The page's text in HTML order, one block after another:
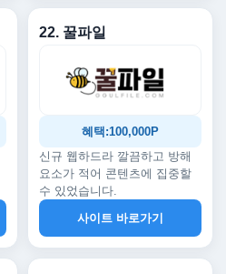
22. 꿀파일
혜택:100,000P
신규 웹하드라 깔끔하고 방해
요소가 적어 콘텐츠에 집중할
수 있었습니다.
사이트 바로가기